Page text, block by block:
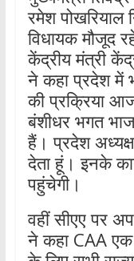
रमेश
विधायक मौजूद
केंद्रीय मंत्री
ने कहा प्रदेश में
की प्रक्रिया
बंशीधर भगत
हैं। प्रदेश
देता हूं। इनके
पहुंचेगी।
वहीं सीएए पर
ने कहा CAA